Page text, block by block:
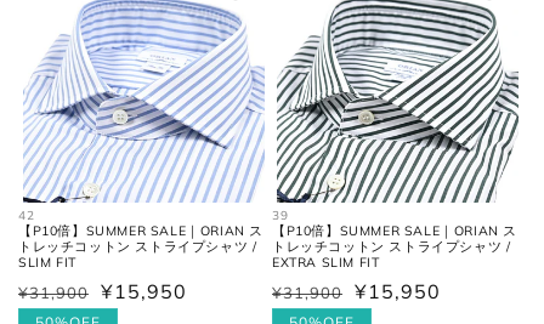
42
【P10倍】SUMMER SALE｜ORIAN ス
トレッチコットン ストライプシャツ /
SLIM FIT
通
¥31,900
セ
¥15,950
39
【P10倍】SUMMER SALE｜ORIAN ス
トレッチコットン ストライプシャツ /
EXTRA SLIM FIT
通
¥31,900
セ
¥15,950